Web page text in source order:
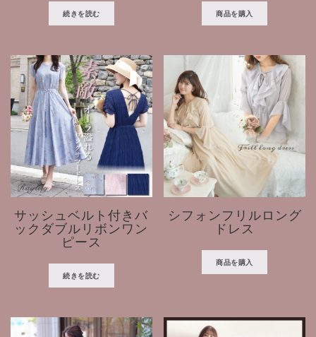
続きを読む 商品を購入
サッシュベルト付きバ
ックダブルリボンワン
ピース
続きを読む
シフォンフリルロング
ドレス
商品を購入